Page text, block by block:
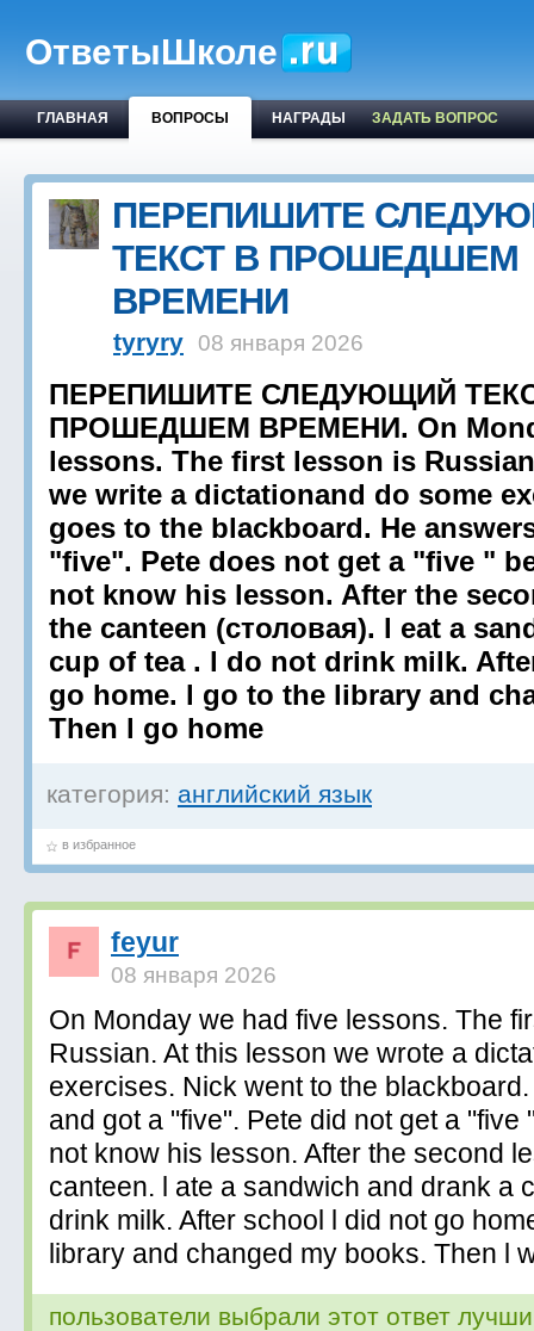
ОтветыШколе
ГЛАВНАЯ ВОПРОСЫ НАГРАДЫ ЗАДАТЬ ВОПРОС
ПЕРЕПИШИТЕ
ТЕКСТ В ПРОШЕДШЕМ
ВРЕМЕНИ
tyryry 08 января 2026
ПЕРЕПИШИТЕ СЛЕДУЮЩИЙ
ПРОШЕДШЕМ ВРЕМЕНИ. On
lessons. The first lesson is
we write a dictationand do some
goes to the blackboard. He
"five". Pete does not get a "five "
not know his lesson. After the
the canteen (столовая). l eat a
cup of tea . l do not drink milk.
go home. l go to the library and
Then l go home
категория: английский язык
в избранное
feyur
08 января 2026
On Monday we had five lessons. The
Russian. At this lesson we wrote a
exercises. Nick went to the
and got a "five". Pete did not get a "five
not know his lesson. After the second
canteen. l ate a sandwich and drank a
drink milk. After school l did not go
library and changed my books. Then l
пользователи выбрали этот ответ